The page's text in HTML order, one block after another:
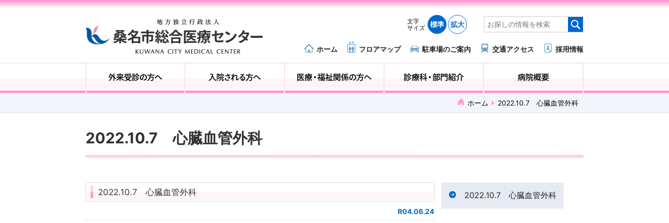
文字
サイズ
標準 拡大
ホーム フロアマップ 駐車場のご案内 交通アクセス 採用情報
ホーム 2022.10.7 心臓血管外科
2022.10.7 心臓血管外科
2022.10.7 心臓血管外科
R04.06.24
2022.10.7 心臓血管外科